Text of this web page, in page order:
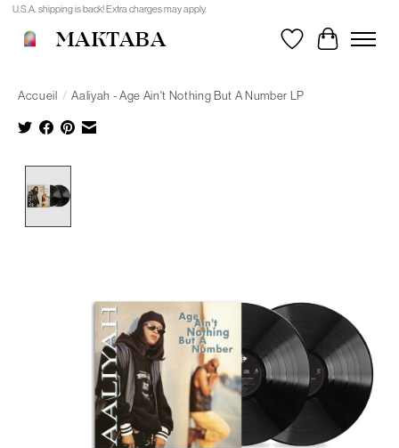
U.S.A. shipping is back! Extra charges may apply.
MAKTABA Liste de souhaits
Panier
Accueil / Aaliyah - Age Ain't Nothing But A Number LP